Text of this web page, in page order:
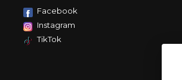
Facebook
Instagram
TikTok